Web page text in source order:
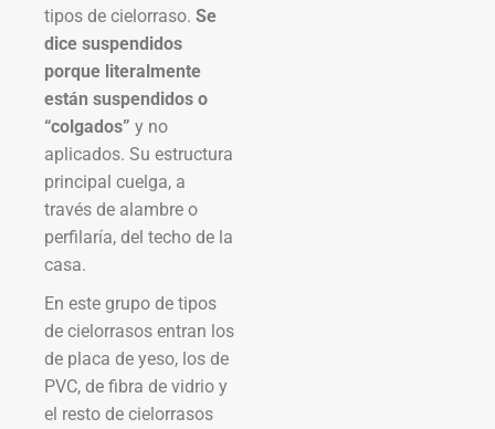
tipos de cielorraso. Se
dice suspendidos
porque literalmente
están suspendidos o
“colgados” y no
aplicados. Su estructura
principal cuelga, a
través de alambre o
perfilaría, del techo de la
casa.
En este grupo de tipos
de cielorrasos entran los
de placa de yeso, los de
PVC, de fibra de vidrio y
el resto de cielorrasos